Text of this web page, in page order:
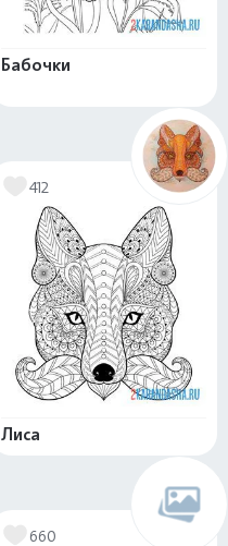
Бабочки
412
Лиса
660